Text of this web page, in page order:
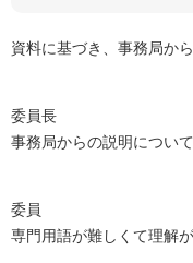
資料に基づき、事務局か
委員長
事務局からの説明につい
委員
専門用語が難しくて理解が